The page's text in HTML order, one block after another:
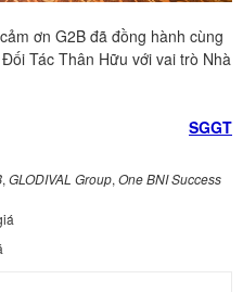
ơn G2B đã đồng hành cùng
Tác Thân Hữu với vai trò Nhà
SGGT
, GLODIVAL Group, One BNI Success